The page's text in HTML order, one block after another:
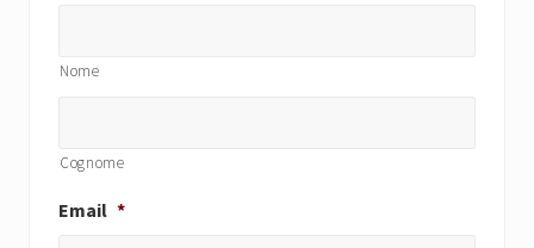
Nome
Cognome
Email *